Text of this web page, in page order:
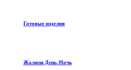
Готовые изделия
Жалюзи День-Ночь